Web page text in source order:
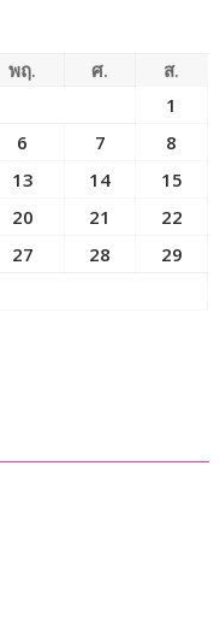
พฤ. ศ.
ส.
1
6 7
8
13 14
15
20 21
22
27 28
29